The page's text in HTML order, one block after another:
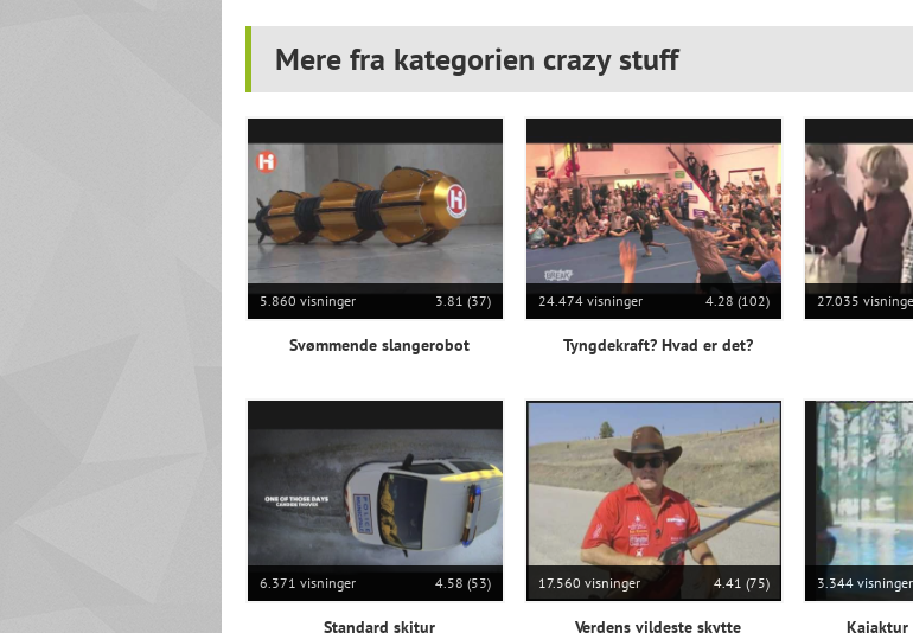
Mere fra kategorien crazy stuff
5.860 visninger 3.81 (37)
Svømmende slangerobot
24.474 visninger 4.28 (102)
Tyngdekraft? Hvad er det?
27.035
6.371 visninger 4.58 (53)
Standard skitur
17.560 visninger 4.41 (75)
Verdens vildeste skytte
3.344 visninger
Kajaktur